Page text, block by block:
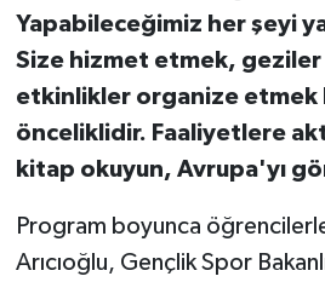
Yapabileceğimiz her şeyi
Size hizmet etmek,
etkinlikler organize etmek
önceliklidir. Faaliyetlere
kitap okuyun, Avrupa'yı
Program boyunca
Arıcıoğlu, Gençlik Spor